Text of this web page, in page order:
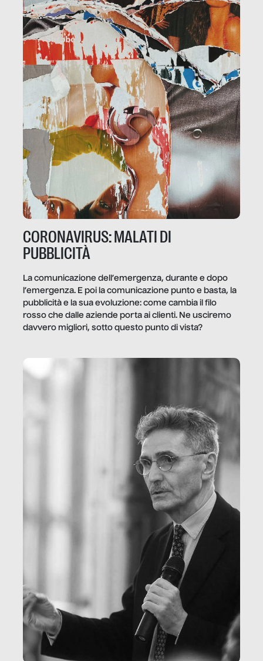
CORONAVIRUS: MALATI DI
PUBBLICITÀ
La comunicazione dell’emergenza, durante e dopo
l’emergenza. E poi la comunicazione punto e basta, la
pubblicità e la sua evoluzione: come cambia il filo
rosso che dalle aziende porta ai clienti. Ne usciremo
davvero migliori, sotto questo punto di vista?